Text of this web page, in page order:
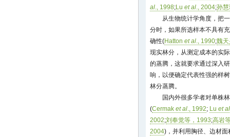
al ., 1998;Lu et al ., 2004;孙
从生物统计学角度，把
分时，如果所选样本不具有
确性(Hatton et al ., 1990;魏
现实林分，从测定成本的实
的蒸腾，这就要求通过深入
响，以便确定代表性强的样
林分蒸腾。
国内外很多学者对单株
(Cermak et al ., 1992; Lu et al
2002;刘奉觉等，1993;高岩
2004)，并利用胸径、边材